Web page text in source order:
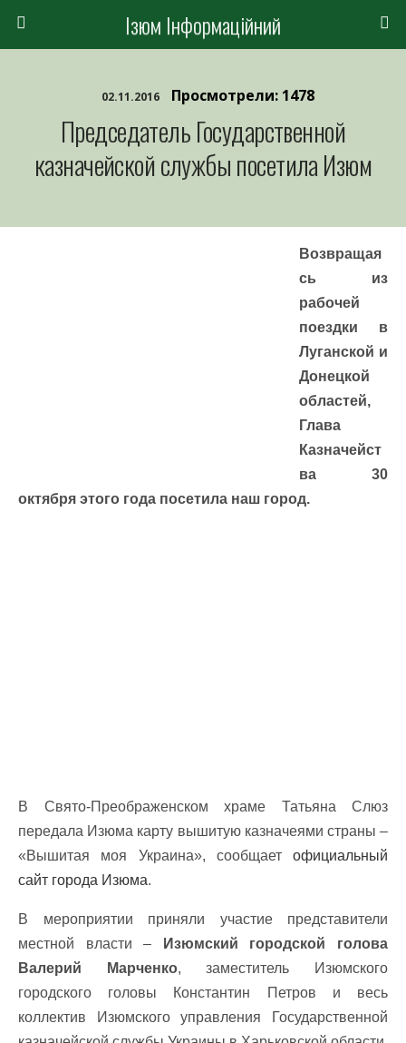
Ізюм Інформаційний
02.11.2016 Просмотрели: 1478
Председатель Государственной
казначейской службы посетила Изюм
Возвращая
сь из
рабочей
поездки в
Луганской и
Донецкой
областей,
Глава
Казначейст
ва 30
октября этого года посетила наш город.
В Свято-Преображенском храме Татьяна Слюз
передала Изюма карту вышитую казначеями страны –
«Вышитая моя Украина», сообщает официальный
сайт города Изюма.
В мероприятии приняли участие представители
местной власти –
Изюмский городской голова
Валерий Марченко, заместитель Изюмского
городского головы Константин Петров и весь
коллектив Изюмского управления Государственной